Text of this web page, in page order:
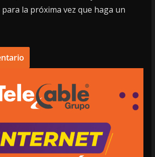
la próxima vez que haga un